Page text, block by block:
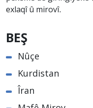
exlaqî û mirovî.
BEŞ
Nûçe
Kurdistan
Îran